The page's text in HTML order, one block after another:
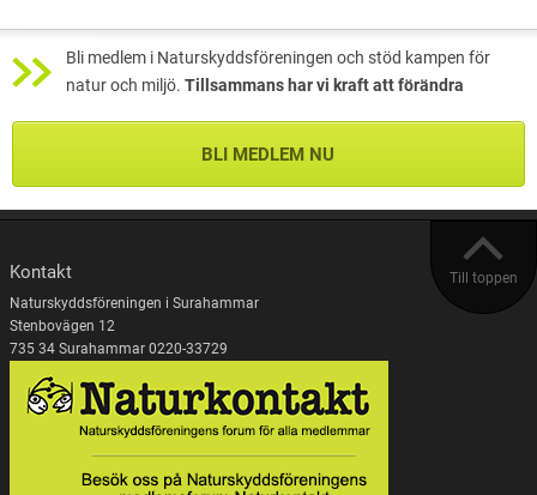
Bli medlem i Naturskyddsföreningen och stöd kampen för
natur och miljö. Tillsammans har vi kraft att förändra
BLI MEDLEM NU
Till toppen
Kontakt
Naturskyddsföreningen i Surahammar
Stenbovägen 12
735 34 Surahammar 0220-33729